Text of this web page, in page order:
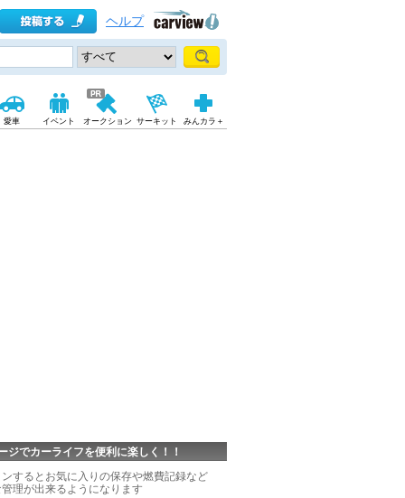
ヘルプ
愛車 イベント オークション サーキット みんカラ＋
ジでカーライフを便利に楽しく！！
するとお気に入りの保存や燃費記録など
理が出来るようになります